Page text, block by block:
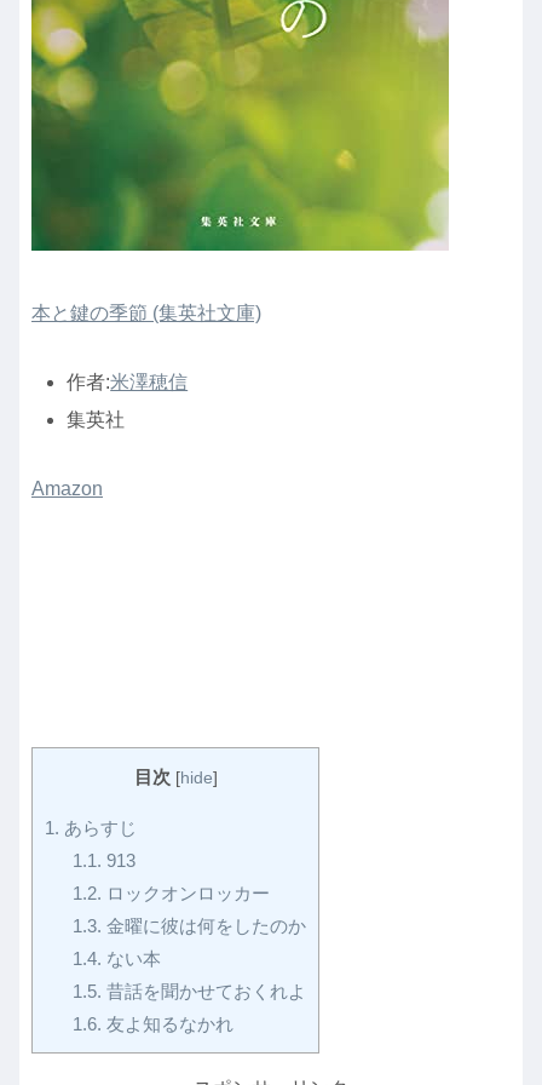
本と鍵の季節 (集英社文庫)
作者:米澤穂信
集英社
Amazon
目次 [hide]
1. あらすじ
1.1. 913
1.2. ロックオンロッカー
1.3. 金曜に彼は何をしたのか
1.4. ない本
1.5. 昔話を聞かせておくれよ
1.6. 友よ知るなかれ